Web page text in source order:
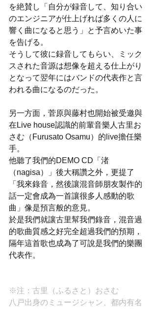
を絶賛し「自分が録音して、知り合い
のエンジニアが仕上げれば多くの人に
響く曲になると思う」と予言めいた事
を告げる。
そうして彼に録音してもらい、ミック
スされた音源は想像を超える仕上がり
となって翌年にはバンドの代表作と言
われる曲になるのだった。
另一方面，菅原與藤村也開始被受邀與
在Live house認識的前輩音樂人古里お
さむ（Furusato Osamu）的live擔任樂
手。
他聽了我們的DEMO CD「渚
（nagisa）」後大稱讚之外，更提了
「我來錄音，然後讓混音師朋友製作的
話一定會成為一首讓很多人感動的歌
曲」像是預言般的意見。
於是我們就讓古里幫我們錄音，混音過
的歌曲質感之好完全超過我們的預期，
隔年這首歌也成為了可說是我們的樂團
代表作。
※注：古里（ふるさと）おさむ
八戸出身のミュージシャン、都内有名